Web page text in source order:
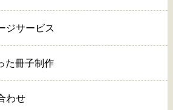
ジサービス
た冊子制作
わせ